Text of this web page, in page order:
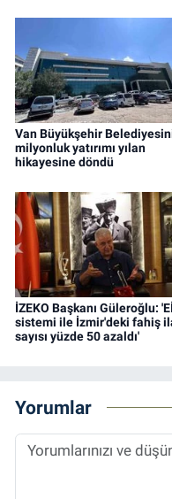
Van Büyükşehir
milyonluk yatırımı yılan
hikayesine döndü
İZEKO Başkanı Güleroğlu:
sistemi ile İzmir'deki fahiş
sayısı yüzde 50 azaldı'
Yorumlar